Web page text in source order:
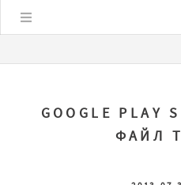
GOOGLE PLAY
ФАЙЛ